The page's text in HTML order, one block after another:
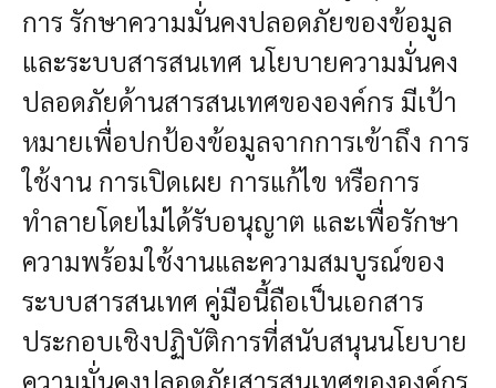
การ รักษาความมั่นคงปลอดภัยของข้อมูล
และระบบสารสนเทศ นโยบายความมั่นคง
ปลอดภัยด้านสารสนเทศขององค์กร มีเป้า
หมายเพื่อปกป้องข้อมูลจากการเข้าถึง การ
ใช้งาน การเปิดเผย การแก้ไข หรือการ
ทำลายโดยไม่ได้รับอนุญาต และเพื่อรักษา
ความพร้อมใช้งานและความสมบูรณ์ของ
ระบบสารสนเทศ คู่มือนี้ถือเป็นเอกสาร
ประกอบเชิงปฏิบัติการที่สนับสนุนนโยบาย
ความมั่นคงปลอดภัยสารสนเทศขององค์กร